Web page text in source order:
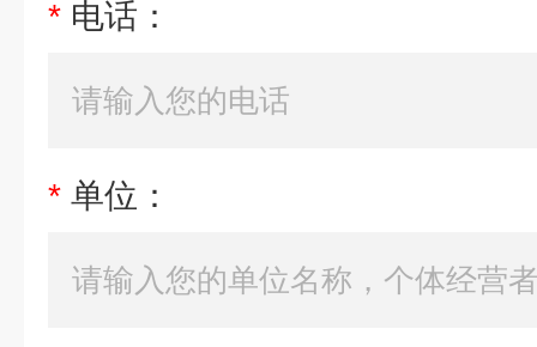
* 电话：
* 单位：